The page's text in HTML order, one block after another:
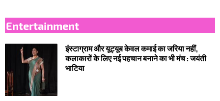
Entertainment
इंस्टाग्राम और यूट्यूब केवल कमाई का जरिया नहीं,
कलाकारों के लिए नई पहचान बनाने का भी मंच : जयंती
भाटिया